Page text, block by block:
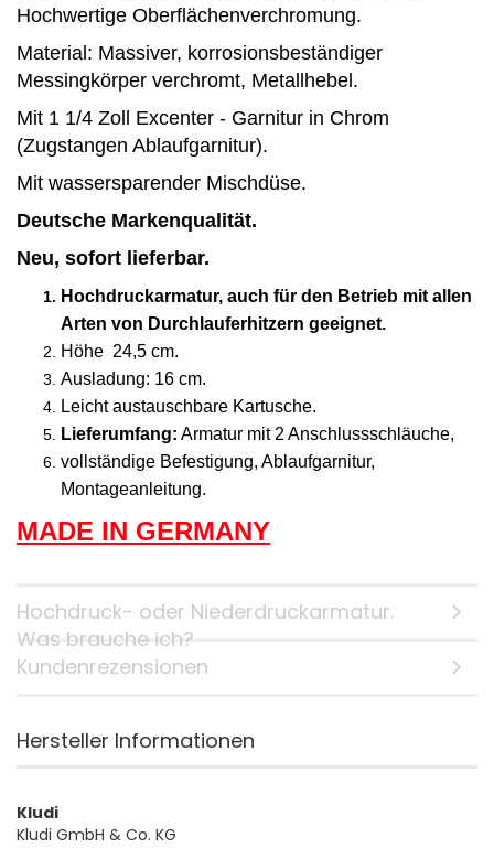
Hochwertige Oberflächenverchromung.
Material: Massiver, korrosionsbeständiger
Messingkörper verchromt, Metallhebel.
Mit 1 1/4 Zoll Excenter - Garnitur in Chrom
(Zugstangen Ablaufgarnitur).
Mit wassersparender Mischdüse.
Deutsche Markenqualität.
Neu, sofort lieferbar.
Hochdruckarmatur, auch für den Betrieb mit allen
Arten von Durchlauferhitzern geeignet.
Höhe 24,5 cm.
Ausladung: 16 cm.
Leicht austauschbare Kartusche.
Lieferumfang: Armatur mit 2 Anschlussschläuche,
vollständige Befestigung, Ablaufgarnitur,
Montageanleitung.
MADE IN GERMANY
Hochdruck- oder Niederdruckarmatur.
Was brauche ich?
Kundenrezensionen
Hersteller Informationen
Kludi
Kludi GmbH & Co. KG